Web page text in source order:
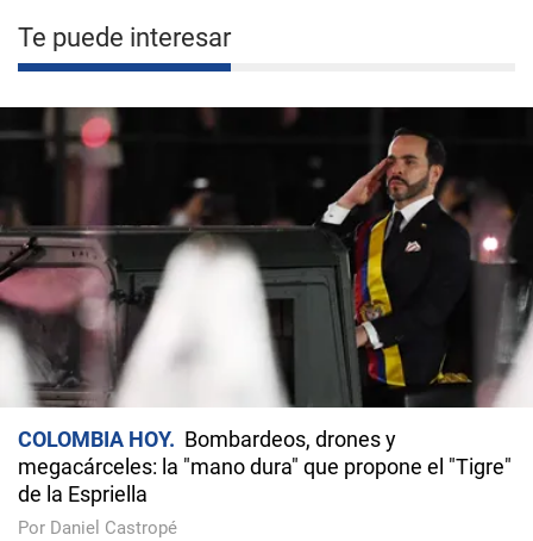
Te puede interesar
COLOMBIA HOY
Bombardeos, drones y
megacárceles: la "mano dura" que propone el "Tigre"
de la Espriella
Por Daniel Castropé